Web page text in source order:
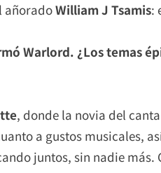
añoradoWilliam J Tsamis:
Warlord. ¿Los temas
, donde la novia del
a gustos musicales,
juntos, sin nadie